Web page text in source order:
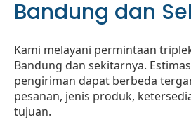
Bandung dan
Kami melayani permintaan
Bandung dan sekitarnya.
pengiriman dapat berbeda
pesanan, jenis produk,
tujuan.